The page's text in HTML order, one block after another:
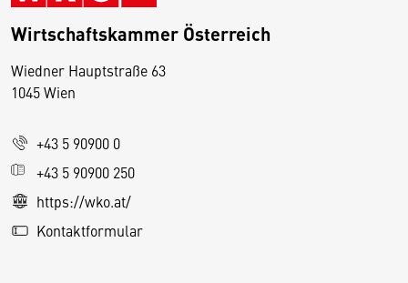
Wirtschaftskammer Österreich
Wiedner Hauptstraße 63
1045 Wien
+43 5 90900 0
+43 5 90900 250
https://wko.at/
Kontaktformular
D
s
e
S
e